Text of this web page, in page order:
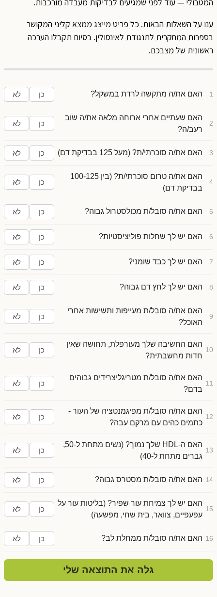
ענו על השאלות הבאות. כל פריט מייצג ממצא קליני המקושר
בספרות המחקרית לתנגודת לאינסולין. בסיום תקבלו הערכה
ראשונית של מצבכם.
1 האם את/ה מתקשה לרדת במשקל? כן לא
2
האם שעתיים אחרי ארוחה מלאה את/ה שוב
רעב/ה?
כן לא
3 האם את/ה סוכרתי/ת? (מעל 125 בבדיקת דם) כן לא
4
האם את/ה טרום סוכרתי/ת? (בין 100-125
בבדיקת דם)
כן לא
5 האם את/ה סובל/ת מכולסטרול גבוה? כן לא
6 האם יש לך שחלות פוליציסטיות? כן לא
7 האם יש לך כבד שומני? כן לא
8 האם יש לך לחץ דם גבוה? כן לא
9
האם את/ה סובל/ת מעייפות ותשישות אחרי
האוכל?
כן לא
10
האם החשיבה שלך מעורפלת, תחושה שאין
חדות מחשבתית?
כן לא
11
האם את/ה סובל/ת מטריגליצרידים גבוהים
בדם?
כן לא
12
האם את/ה סובל/ת מפיגמנטציה של העור -
כתמים כהים עם מרקם עבה?
כן לא
13
האם ה-HDL שלך נמוך? (נשים מתחת ל-50,
גברים מתחת ל-40)
כן לא
14 האם את/ה סובל/ת מסטרס גבוה? כן לא
15
האם יש לך צמיחת עור שפיר? (בליטות עור על
עפעפיים, צוואר, בית שחי, מפשעה)
כן לא
16 האם את/ה סובל/ת ממחלת לב? כן לא
גלה את התוצאה שלי